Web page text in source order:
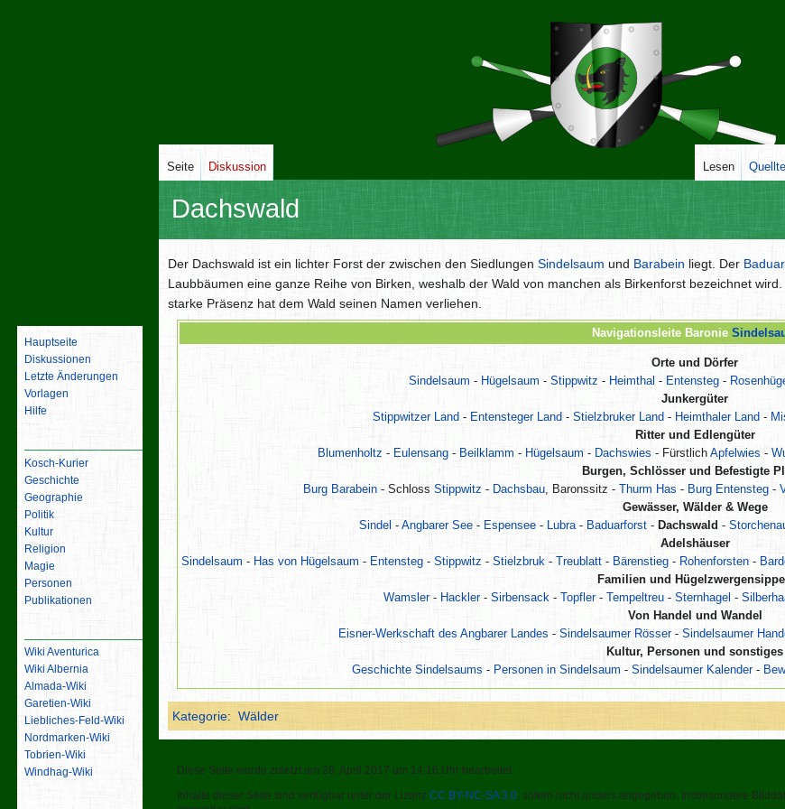
Dachswald
Zur
Navigation
springen
Zur
Suche
springen
Der Dachswald ist ein lichter Forst der zwischen den Siedlungen Sindelsaum und Barabein liegt. Der
Laubbäumen eine ganze Reihe von Birken, weshalb der Wald von manchen als Birkenforst bezeichnet
starke Präsenz hat dem Wald seinen Namen verliehen.
Navigationsleite Baronie
Orte und Dörfer
Sindelsaum - Hügelsaum - Stippwitz - Heimthal - Entensteg-
Junkergüter
Stippwitzer Land - Entensteger Land - Stielzbruker Land - Heimthaler Land -
Ritter und Edlengüter
Blumenholtz - Eulensang - Beilklamm - Hügelsaum - Dachswies - Fürstlich Apfelwies -
Burgen, Schlösser und Befestigte
Burg Barabein- Schloss Stippwitz - Dachsbau, Baronssitz - Thurm Has - Burg Entensteg-
Gewässer, Wälder & Wege
Sindel - Angbarer See - Espensee - Lubra - Baduarforst - Dachswald -
Adelshäuser
Sindelsaum - Has von Hügelsaum - Entensteg - Stippwitz - Stielzbruk - Treublatt - Bärenstieg - Rohenforsten -
Familien und
Wamsler- Hackler- Sirbensack - Topfler- Tempeltreu - Sternhagel -
Von Handel und Wandel
Eisner-Werkschaft des Angbarer Landes - Sindelsaumer Rösser- Sindelsaumer
Kultur, Personen und sonstiges
Geschichte Sindelsaums - Personen in Sindelsaum - Sindelsaumer Kalender-
Kategorie: Wälder
Seite Diskussion Lesen
Hauptseite
Diskussionen
Letzte Änderungen
Vorlagen
Hilfe
Kosch-Kurier
Geschichte
Geographie
Politik
Kultur
Religion
Magie
Personen
Publikationen
Wiki Aventurica
Wiki Albernia
Almada-Wiki
Garetien-Wiki
Liebliches-Feld-Wiki
Nordmarken-Wiki
Tobrien-Wiki
Windhag-Wiki
Diese Seite wurde zuletzt am 28. April 2017 um 14:16 Uhr bearbeitet.
Inhalte dieser Seite sind verfügbar unter der Lizenz CC BY-NC-SA 3.0, sofern nicht anders angegeben. Insbesondere